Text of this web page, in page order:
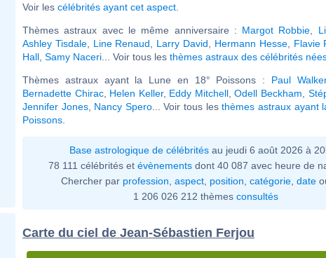
Voir les célébrités ayant cet aspect
Thèmes astraux avec le même anniversaire : Margot Robbie
Ashley Tisdale, Line Renaud Larry David Hermann Hesse, Flavie
Hall Samy Naceri ... Voir tous les thèmes astraux des célébrités
Thèmes astraux ayant la Lune en 18° Poissons : Paul Walker
Bernadette Chirac, Helen Keller, Eddy Mitchell,Odell Beckham
Jennifer Jones, Nancy Spero... Voir tous lesthèmes astraux ayant
Poissons
Base astrologique de célébritésau jeudi 6 août 2026 à
78 111 célébrités et évènements dont 40 087 avec heure de
Chercher par profession aspect position catégorie date
1 206 026 212 thèmes consultés
Carte du ciel de Jean-Sébastien Ferjou